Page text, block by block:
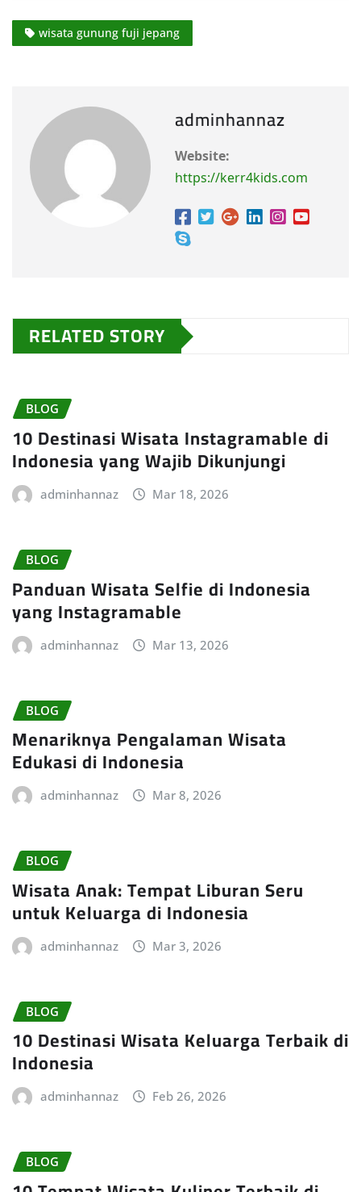
wisata gunung fuji jepang
adminhannaz
Website:
https://kerr4kids.com
RELATED STORY
BLOG
10 Destinasi Wisata Instagramable di
Indonesia yang Wajib Dikunjungi
adminhannaz Mar 18, 2026
BLOG
Panduan Wisata Selfie di Indonesia
yang Instagramable
adminhannaz Mar 13, 2026
BLOG
Menariknya Pengalaman Wisata
Edukasi di Indonesia
adminhannaz Mar 8, 2026
BLOG
Wisata Anak: Tempat Liburan Seru
untuk Keluarga di Indonesia
adminhannaz Mar 3, 2026
BLOG
10 Destinasi Wisata Keluarga Terbaik di
Indonesia
adminhannaz Feb 26, 2026
BLOG